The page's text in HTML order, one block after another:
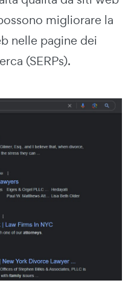
migliorare la
nelle pagine dei
(SERPs).